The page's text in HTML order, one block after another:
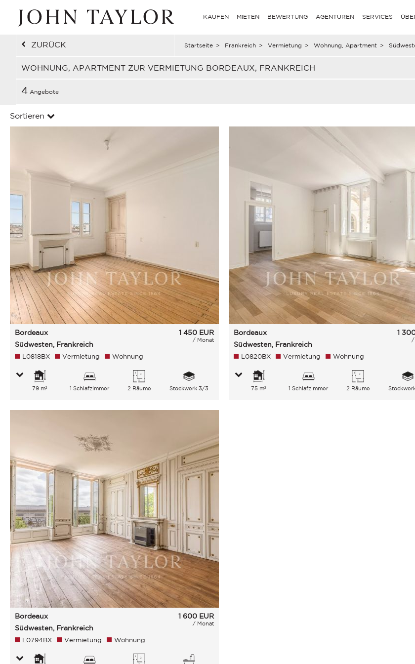
KAUFEN MIETEN BEWERTUNG AGENTUREN SERVICES
ZURÜCK Startseite > Frankreich > Vermietung > Wohnung, Apartment >
WOHNUNG, APARTMENT ZUR VERMIETUNG BORDEAUX, FRANKREICH
4 Angebote
Sortieren
Bordeaux
Südwesten, Frankreich
1 450 EUR
/ Monat
L0818BX Vermietung Wohnung
79 m² 1 Schlafzimmer 2 Räume Stockwerk 3/3
Bordeaux
Südwesten, Frankreich
1
/
L0820BX Vermietung Wohnung
75 m² 1 Schlafzimmer 2 Räume
Bordeaux
Südwesten, Frankreich
1 600 EUR
/ Monat
L0794BX Vermietung Wohnung